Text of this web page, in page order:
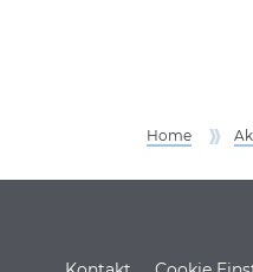
Home
Service